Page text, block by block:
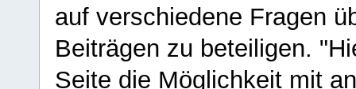
auf verschiedene Fragen
Beiträgen zu beteiligen.
Seite die Möglichkeit mit